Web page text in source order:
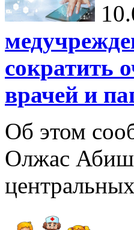
сократить
врачей и
Об этом
Олжас